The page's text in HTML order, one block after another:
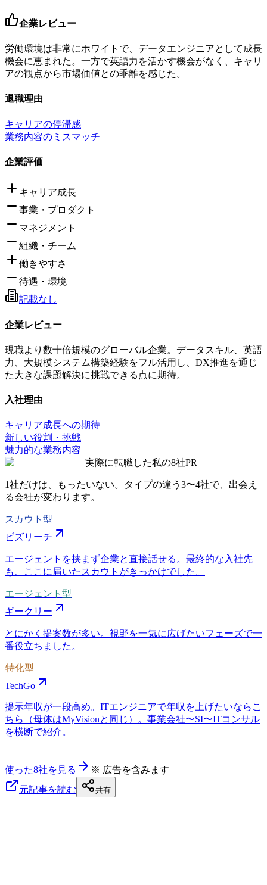
企業レビュー
労働環境は非常にホワイトで、データエンジニアとして成長
機会に恵まれた。一方で英語力を活かす機会がなく、キャリ
アの観点から市場価値との乖離を感じた。
退職理由
キャリアの停滞感
業務内容のミスマッチ
企業評価
キャリア成長
事業・プロダクト
マネジメント
組織・チーム
働きやすさ
待遇・環境
記載なし
企業レビュー
現職より数十倍規模のグローバル企業。データスキル、英語
力、大規模システム構築経験をフル活用し、DX推進を通じ
た大きな課題解決に挑戦できる点に期待。
入社理由
キャリア成長への期待
新しい役割・挑戦
魅力的な業務内容
実際に転職した私の8社PR
1社だけは、もったいない。タイプの違う 3〜4社で、出会え
る会社が変わります。
スカウト型
ビズリーチ
エージェントを挟まず企業と直接話せる。最終的な入社先
も、ここに届いたスカウトがきっかけでした。
エージェント型
ギークリー
とにかく提案数が多い。視野を一気に広げたいフェーズで一
番役立ちました。
特化型
TechGo
提示年収が一段高め。ITエンジニアで年収を上げたいならこ
ちら（母体はMyVisionと同じ）。事業会社〜SI〜ITコンサル
を横断で紹介。
使った8社を見る
※ 広告を含みます
元記事を読む
共有